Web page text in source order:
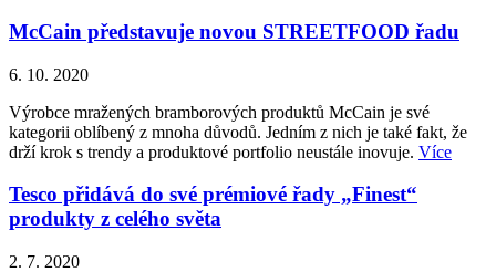
McCain představuje novou STREETFOOD řadu
6. 10. 2020
Výrobce mražených bramborových produktů McCain je své
kategorii oblíbený z mnoha důvodů. Jedním z nich je také fakt, že
drží krok s trendy a produktové portfolio neustále inovuje. Více
Tesco přidává do své prémiové řady „Finest“
produkty z celého světa
2. 7. 2020